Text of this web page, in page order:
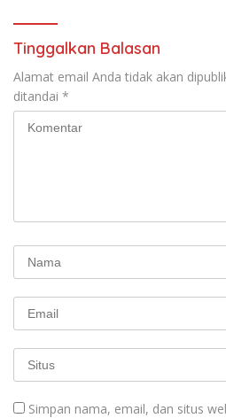
Tinggalkan Balasan
Alamat email Anda tidak akan
ditandai *
Simpan nama, email, dan situs